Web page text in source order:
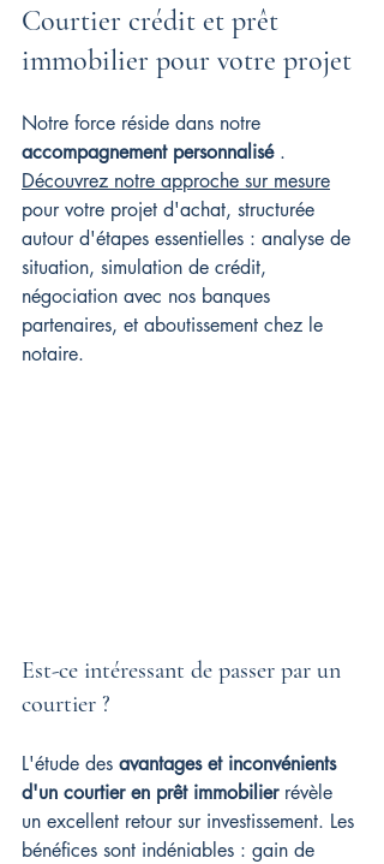
Courtier crédit et prêt
immobilier pour votre projet
Notre force réside dans notre
accompagnement personnalisé .
Découvrez notre approche sur mesure
pour votre projet d'achat, structurée
autour d'étapes essentielles : analyse de
situation, simulation de crédit,
négociation avec nos banques
partenaires, et aboutissement chez le
notaire.
Est-ce intéressant de passer par un
courtier ?
L'étude des avantages et inconvénients
d'un courtier en prêt immobilier révèle
un excellent retour sur investissement. Les
bénéfices sont indéniables : gain de